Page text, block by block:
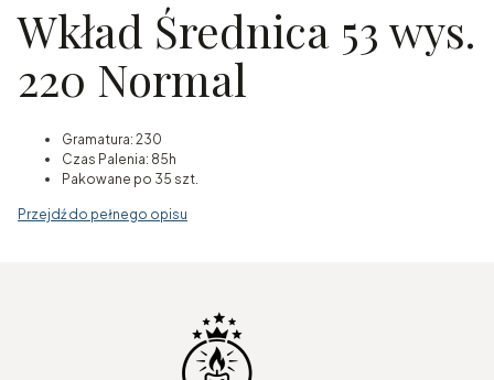
Wkład Średnica 53 wys.
220 Normal
Gramatura: 230
Czas Palenia: 85h
Pakowane po 35 szt.
Przejdź do pełnego opisu